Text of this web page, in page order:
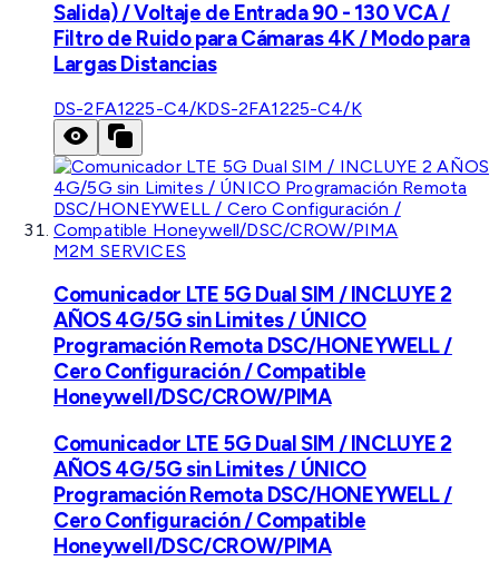
Salida) / Voltaje de Entrada 90 - 130 VCA /
Filtro de Ruido para Cámaras 4K / Modo para
Largas Distancias
DS-2FA1225-C4/KDS-2FA1225-C4/K
M2M SERVICES
Comunicador LTE 5G Dual SIM / INCLUYE 2
AÑOS 4G/5G sin Limites / ÚNICO
Programación Remota DSC/HONEYWELL /
Cero Configuración / Compatible
Honeywell/DSC/CROW/PIMA
Comunicador LTE 5G Dual SIM / INCLUYE 2
AÑOS 4G/5G sin Limites / ÚNICO
Programación Remota DSC/HONEYWELL /
Cero Configuración / Compatible
Honeywell/DSC/CROW/PIMA